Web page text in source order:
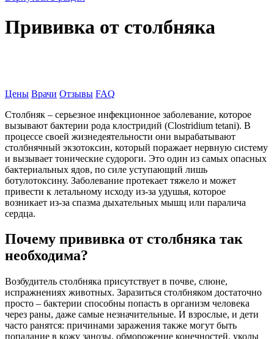
Прививка от столбняка
Цены Врачи Отзывы FAQ
Столбняк – серьезное инфекционное заболевание, которое
вызывают бактерии рода клостридий (Clostridium tetani). В
процессе своей жизнедеятельности они вырабатывают
столбнячный экзотоксин, который поражает нервную систему
и вызывает тонические судороги. Это один из самых опасных
бактериальных ядов, по силе уступающий лишь
ботулотоксину. Заболевание протекает тяжело и может
привести к летальному исходу из-за удушья, которое
возникает из-за спазма дыхательных мышц или паралича
сердца.
Почему прививка от столбняка так
необходима?
Возбудитель столбняка присутствует в почве, слюне,
испражнениях животных. Заразиться столбняком достаточно
просто – бактерии способны попасть в организм человека
через раны, даже самые незначительные. И взрослые, и дети
часто ранятся: причинами заражения также могут быть
попадание в кожу занозы, обморожение конечностей, уколы